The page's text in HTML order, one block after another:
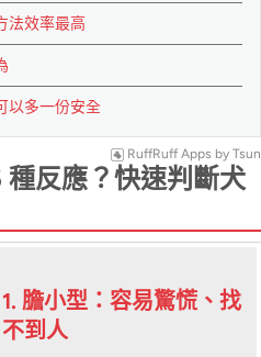
法效率最高
以多一份安全
RuffRuff Apps by Tsun
反應？快速判斷犬
1. 膽小型：容易驚慌、找
不到人